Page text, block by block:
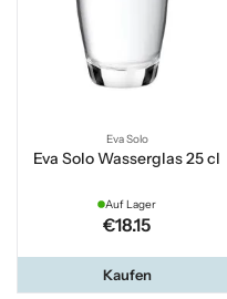
Eva Solo
Eva Solo Wasserglas 25 cl
Auf Lager
€18.15
Kaufen